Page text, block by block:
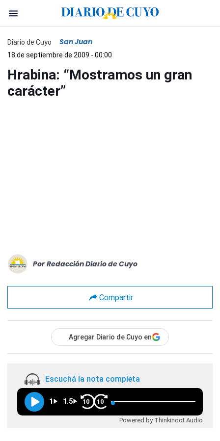
Diario de Cuyo San Juan
18 de septiembre de 2009 - 00:00
Hrabina: “Mostramos un gran
carácter”
Por Redacción Diario de Cuyo
Compartir
Agregar Diario de Cuyo en
Escuchá la nota completa
1 1.5 10 10
Powered by Thinkindot Audio